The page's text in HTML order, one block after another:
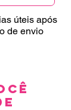
úteis após
de envio